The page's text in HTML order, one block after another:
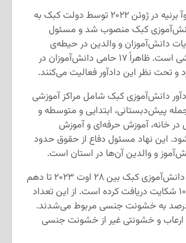
وکیل ژان فرانسوآ برنیه در ژوئن ۲۰۲۲ توسط دولت کبک به
کبک منصوب شد و مسئول
دانش‌آموزان و والدین در حیطه‌ی
مؤسسات آموزشی است. ظاهراً ۱۷ حامی دانش‌آموزان در
و تحت نظر این دادآور فعالیت می‌کنند.
دانش‌آموزی کبک شامل مراکز آموزشی
پیش‌دبستانی، ابتدایی و متوسطه و
خانه، آموزش حرفه‌ای و آموزش
این نهاد مسئول دفاع از حقوق حدود
داده‌های دادآور دانش‌آموزی کبک بین ۲۸ اوت ۲۰۲۳ تا دهم
اوت امسال، ۱۰۹۷ شکایت دریافت کرده است. از این تعداد
۱۰/۷۴ درصد به خشونت جنسی مربوط می‌شدند.
با ارعاب و خشونتی غیر از خشونت جنسی